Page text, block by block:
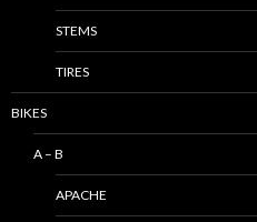
STEMS
TIRES
BIKES
A – B
APACHE